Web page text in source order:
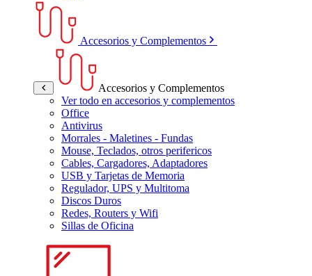
Accesorios y Complementos
Accesorios y Complementos
Ver todo en accesorios y complementos
Office
Antivirus
Morrales - Maletines - Fundas
Mouse, Teclados, otros perifericos
Cables, Cargadores, Adaptadores
USB y Tarjetas de Memoria
Regulador, UPS y Multitoma
Discos Duros
Redes, Routers y Wifi
Sillas de Oficina